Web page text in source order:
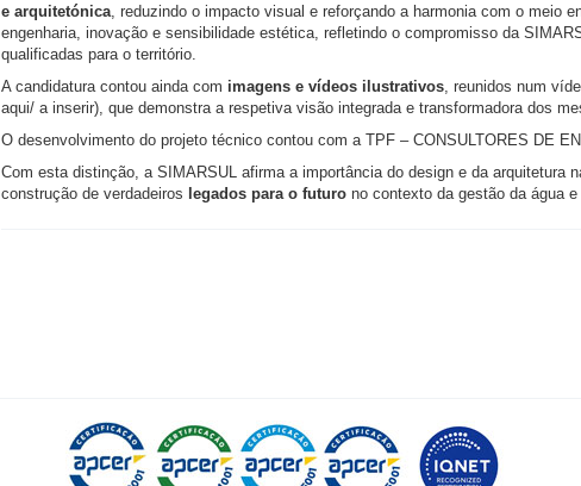
e arquitetónica , reduzindo o impacto visual e reforçando a harmonia com o meio
engenharia, inovação e sensibilidade estética, refletindo o compromisso da
qualificadas para o território.
A candidatura contou ainda com imagens e vídeos ilustrativos , reunidos num
aqui/ a inserir), que demonstra a respetiva visão integrada e transformadora dos
O desenvolvimento do projeto técnico contou com a TPF – CONSULTORES DE
Com esta distinção, a SIMARSUL afirma a importância do design e da arquitetura
construção de verdadeiros legados para o futuro no contexto da gestão da água e